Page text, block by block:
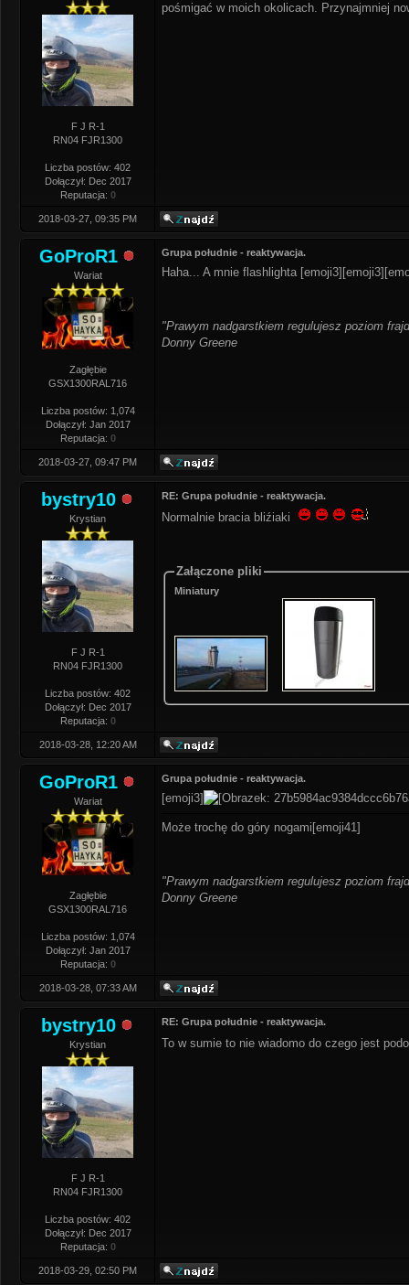
F J R-1
RN04 FJR1300
Liczba postów: 402
Dołączył: Dec 2017
Reputacja: 0
pośmigać w moich okolicach. Przynajmniej
2018-03-27, 09:35 PM
GoProR1
Wariat
Zagłębie
GSX1300RAL716
Liczba postów: 1,074
Dołączył: Jan 2017
Reputacja: 0
Grupa południe - reaktywacja.
Haha... A mnie flashlighta
"Prawym nadgarstkiem regulujesz poziom
Donny Greene
2018-03-27, 09:47 PM
bystry10
Krystian
F J R-1
RN04 FJR1300
Liczba postów: 402
Dołączył: Dec 2017
Reputacja: 0
RE: Grupa południe - reaktywacja.
Normalnie bracia bliźiaki
Załączone pliki
Miniatury
2018-03-28, 12:20 AM
GoProR1
Wariat
Zagłębie
GSX1300RAL716
Liczba postów: 1,074
Dołączył: Jan 2017
Reputacja: 0
Grupa południe - reaktywacja.
[emoji3]
Może trochę do góry nogami[emoji41]
"Prawym nadgarstkiem regulujesz poziom
Donny Greene
2018-03-28, 07:33 AM
bystry10
Krystian
F J R-1
RN04 FJR1300
Liczba postów: 402
Dołączył: Dec 2017
Reputacja: 0
RE: Grupa południe - reaktywacja.
To w sumie to nie wiadomo do czego jest
2018-03-29, 02:50 PM